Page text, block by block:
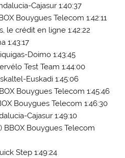
Cajasur 1:40:37
Bouygues Telecom 1:42:11
le crédit en ligne 1:42:22
1:43:17
Doimo 1:43:45
Test Team 1:44:00
Euskadi 1:45:06
Bouygues Telecom 1:45:46
Bouygues Telecom 1:46:30
Cajasur 1:49:10
BBOX Bouygues Telecom
Step 1:49:24